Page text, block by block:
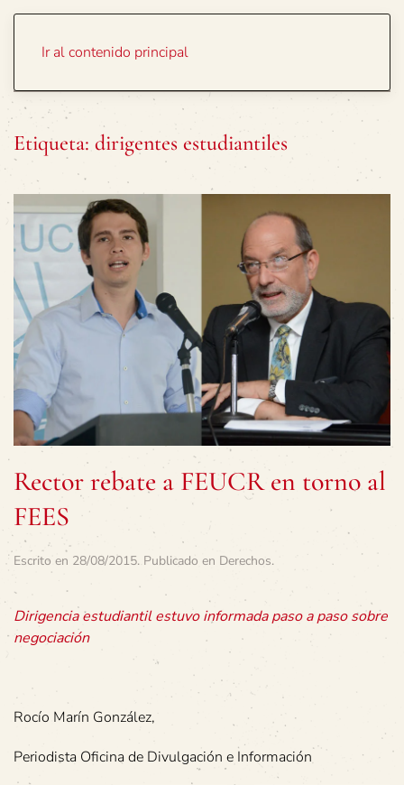
Ir al contenido principal
Etiqueta: dirigentes estudiantiles
Rector rebate a FEUCR en torno al
FEES
Escrito en 28/08/2015. Publicado en Derechos.
Dirigencia estudiantil estuvo informada paso a paso sobre
negociación
Rocío Marín González,
Periodista Oficina de Divulgación e Información